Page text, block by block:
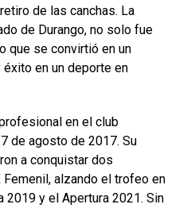
de las canchas. La
de Durango, no solo fue
que se convirtió en un
en un deporte en
en el club
de agosto de 2017. Su
a conquistar dos
alzando el trofeo en
2019 y el Apertura 2021. Sin